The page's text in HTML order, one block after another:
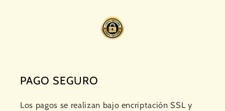
PAGO SEGURO
Los pagos se realizan bajo encriptación SSL y